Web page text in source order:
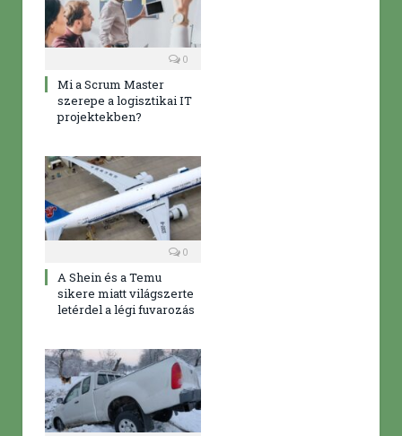
0
Mi a Scrum Master
szerepe a logisztikai IT
projektekben?
0
A Shein és a Temu
sikere miatt világszerte
letérdel a légi fuvarozás